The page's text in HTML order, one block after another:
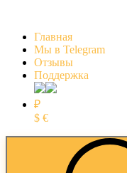
Главная
Мы в Telegram
Отзывы
Поддержка
₽
$ €